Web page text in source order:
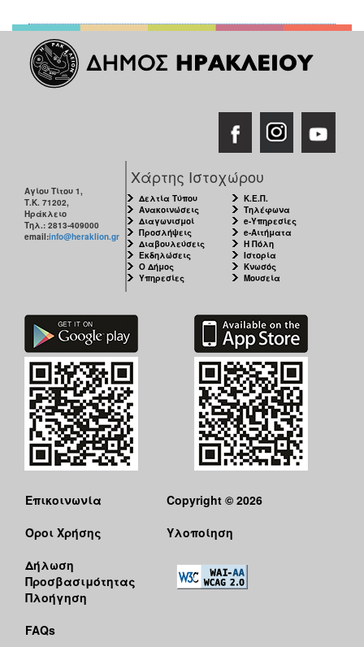
Αγίου Τίτου 1,
Τ.Κ. 71202,
Ηράκλειο
Τηλ.: 2813-409000
email:info@heraklion.gr
Χάρτης Ιστοχώρου
Δελτία Τύπου
Ανακοινώσεις
Διαγωνισμοί
Προσλήψεις
Διαβουλεύσεις
Εκδηλώσεις
Ο Δήμος
Υπηρεσίες
Κ.Ε.Π.
Τηλέφωνα
e-Υπηρεσίες
e-Αιτήματα
Η Πόλη
Ιστορία
Κνωσός
Μουσεία
Επικοινωνία
Όροι Χρήσης
Δήλωση
Προσβασιμότητας
Πλοήγηση
FAQs
Copyright © 2026
Υλοποίηση